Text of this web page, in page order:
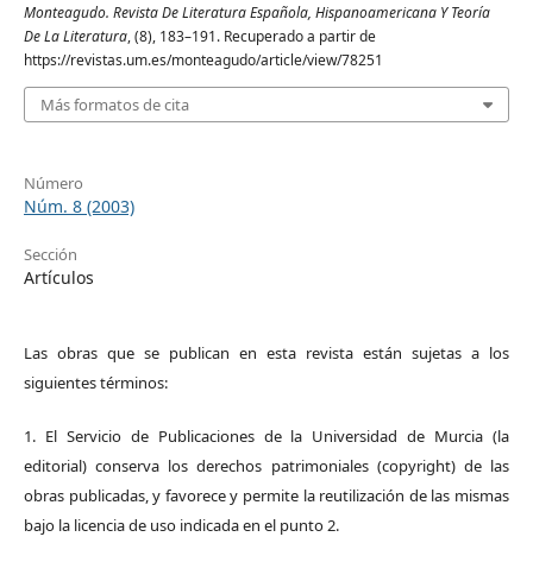
Monteagudo. Revista De Literatura Española, Hispanoamericana Y Teoría
De La Literatura, (8), 183–191. Recuperado a partir de
https://revistas.um.es/monteagudo/article/view/78251
Más formatos de cita
Número
Núm. 8 (2003)
Sección
Artículos
Las obras que se publican en esta revista están sujetas a los
siguientes términos:
1. El Servicio de Publicaciones de la Universidad de Murcia (la
editorial) conserva los derechos patrimoniales (copyright) de las
obras publicadas, y favorece y permite la reutilización de las mismas
bajo la licencia de uso indicada en el punto 2.